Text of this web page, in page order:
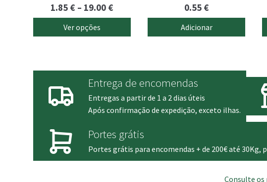
1.85 € – 19.00 €
range:
1.85 €
Ver opções
0.55 €
Adicionar
Entrega de encomendas
Entregas a partir de 1 a 2 dias úteis
Após confirmação de expedição, exceto ilhas.
Portes grátis
Portes grátis para encomendas + de 200€ até
Consulte os